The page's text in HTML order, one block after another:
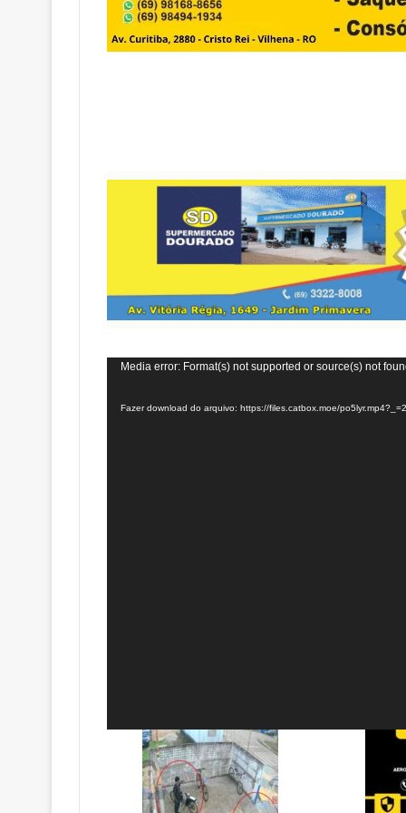
Tocador
vídeo
Media error: Format(s) not supported or source(s) not
Fazer download do arquivo: https://files.catbox.moe/po5lyr.mp4?_=2